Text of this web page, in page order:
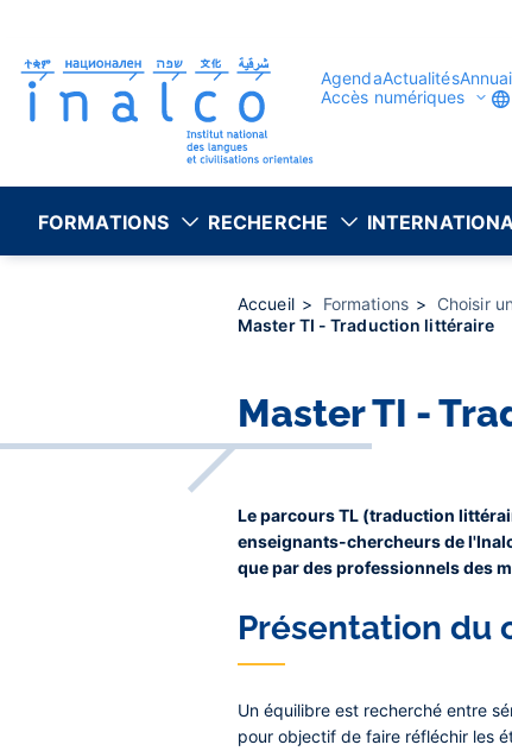
principal
AgendaActualités
Accès numériques
FORMATIONS RECHERCHE
Accueil Formations Choisir
Master TI - Traduction littéraire
Master TI -
Le parcours TL (traduction
enseignants-chercheurs de
que par des professionnels des
Présentation du
Un équilibre est recherché entre
pour objectif de faire réfléchir les